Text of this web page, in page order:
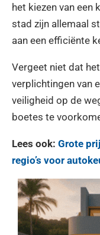
het kiezen van een
stad zijn allemaal
aan een efficiënte
Vergeet niet dat
verplichtingen van
veiligheid op de
boetes te
Lees ook: Grote
regio’s voor